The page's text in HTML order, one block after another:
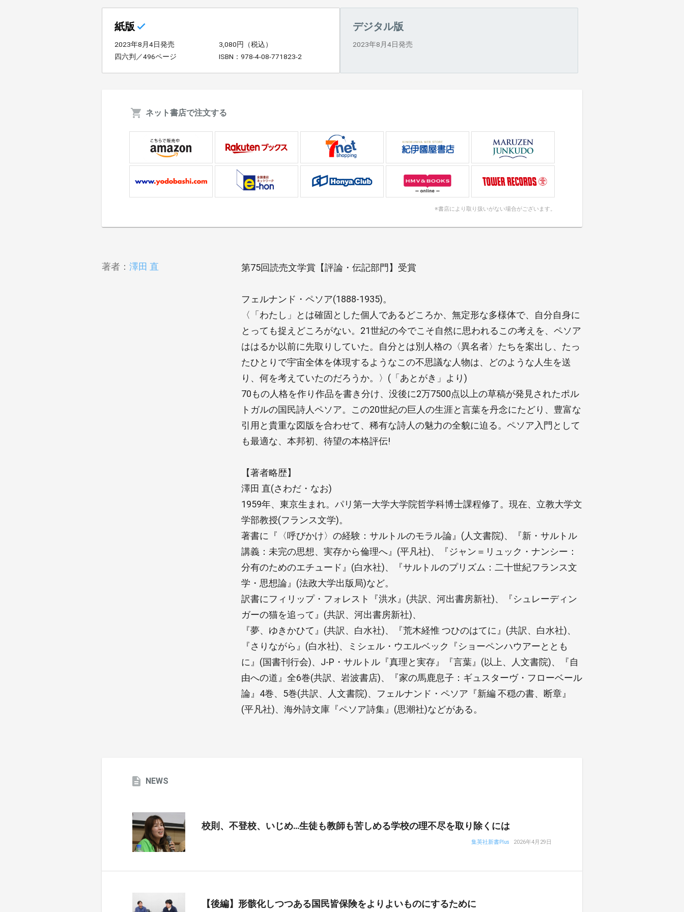
紙版
2023年8月4日発売
3,080円（税込）
四六判／496ページ
ISBN：978-4-08-771823-2
デジタル版
2023年8月4日発売
ネット書店で注文する
※書店により取り扱いがない場合がございます。
著者： 澤田 直 第75回読売文学賞【評論・伝記部門】受賞
フェルナンド・ペソア(1888-1935)。
〈「わたし」とは確固とした個人であるどころか、無定形な多様体で、自分自身に
とっても捉えどころがない。21世紀の今でこそ自然に思われるこの考えを、ペソア
ははるか以前に先取りしていた。自分とは別人格の〈異名者〉たちを案出し、たっ
たひとりで宇宙全体を体現するようなこの不思議な人物は、どのような人生を送
り、何を考えていたのだろうか。〉(「あとがき」より)
70もの人格を作り作品を書き分け、没後に2万7500点以上の草稿が発見されたポル
トガルの国民詩人ペソア。この20世紀の巨人の生涯と言葉を丹念にたどり、豊富な
引用と貴重な図版を合わせて、稀有な詩人の魅力の全貌に迫る。ペソア入門として
も最適な、本邦初、待望の本格評伝!
【著者略歴】
澤田 直(さわだ・なお)
1959年、東京生まれ。パリ第一大学大学院哲学科博士課程修了。現在、立教大学文
学部教授(フランス文学)。
著書に『〈呼びかけ〉の経験：サルトルのモラル論』(人文書院)、『新・サルトル
講義：未完の思想、実存から倫理へ』(平凡社)、『ジャン＝リュック・ナンシー：
分有のためのエチュード』(白水社)、『サルトルのプリズム：二十世紀フランス文
学・思想論』(法政大学出版局)など。
訳書にフィリップ・フォレスト『洪水』(共訳、河出書房新社)、『シュレーディン
ガーの猫を追って』(共訳、河出書房新社)、
『夢、ゆきかひて』(共訳、白水社)、『荒木経惟 つひのはてに』(共訳、白水社)、
『さりながら』(白水社)、ミシェル・ウエルベック『ショーペンハウアーととも
に』(国書刊行会)、J-P・サルトル『真理と実存』『言葉』(以上、人文書院)、『自
由への道』全6巻(共訳、岩波書店)、『家の馬鹿息子：ギュスターヴ・フローベール
論』4巻、5巻(共訳、人文書院)、フェルナンド・ペソア『新編 不穏の書、断章』
(平凡社)、海外詩文庫『ペソア詩集』(思潮社)などがある。
NEWS
校則、不登校、いじめ…生徒も教師も苦しめる学校の理不尽を取り除くには
集英社新書Plus 2026年4月29日
【後編】形骸化しつつある国民皆保険をよりよいものにするために